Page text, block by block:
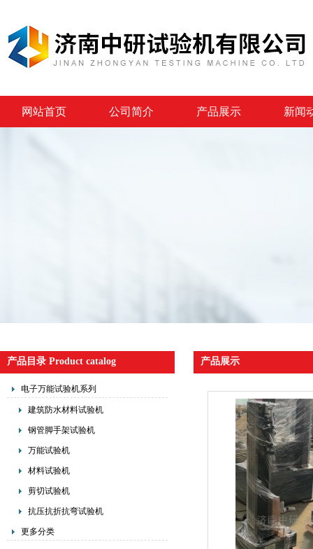
网站首页 公司简介 产品展示 新闻
产品目录 Product catalog
电子万能试验机系列
建筑防水材料试验机
钢管脚手架试验机
万能试验机
材料试验机
剪切试验机
抗压抗折抗弯试验机
更多分类
产品展示